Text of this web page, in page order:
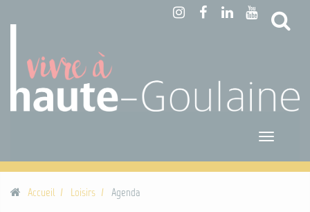
Toggle
Accueil Loisirs Agenda